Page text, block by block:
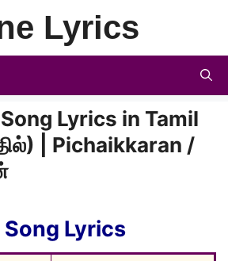
Lyrics
Lyrics in Tamil
| Pichaikkaran /
Lyrics